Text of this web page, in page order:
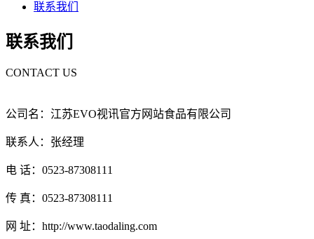
联系我们
联系我们
CONTACT US
公司名：江苏EVO视讯官方网站食品有限公司
联系人：张经理
电 话：0523-87308111
传 真：0523-87308111
网 址：http://www.taodaling.com